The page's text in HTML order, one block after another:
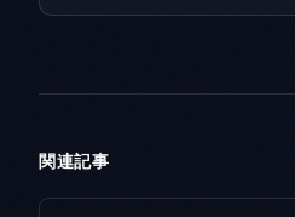
関連記事